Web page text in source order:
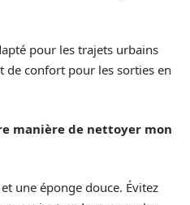
pour les trajets urbains
confort pour les sorties en
manière de nettoyer mon
une éponge douce. Évitez